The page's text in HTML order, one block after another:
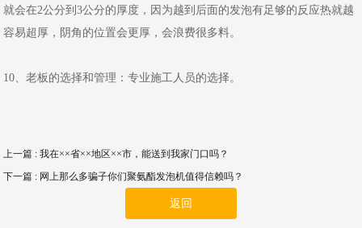
就会在2公分到3公分的厚度，因为越到后面的发泡有足够的反应热就越
容易超厚，阴角的位置会更厚，会浪费很多料。
10、老板的选择和管理：专业施工人员的选择。
上一篇 : 我在××省××地区××市，能送到我家门口吗？
下一篇 : 网上那么多骗子你们聚氨酯发泡机值得信赖吗？
返回